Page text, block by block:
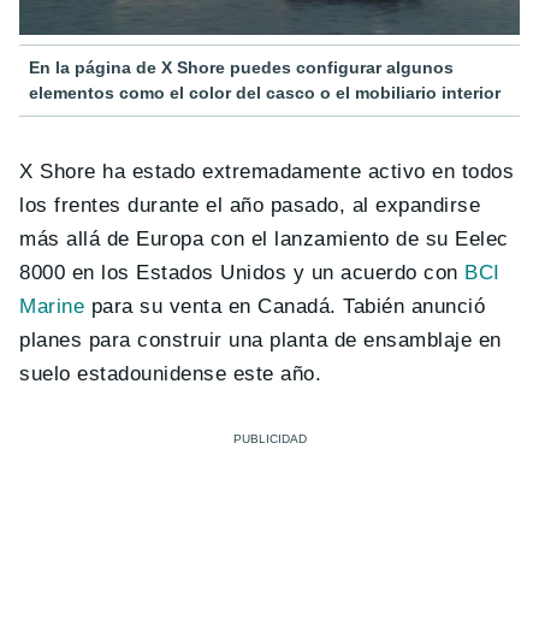
En la página de X Shore puedes configurar algunos
elementos como el color del casco o el mobiliario interior
X Shore ha estado extremadamente activo en todos
los frentes durante el año pasado, al expandirse
más allá de Europa con el lanzamiento de su Eelec
8000 en los Estados Unidos y un acuerdo con BCI
Marine para su venta en Canadá. Tabién anunció
planes para construir una planta de ensamblaje en
suelo estadounidense este año.